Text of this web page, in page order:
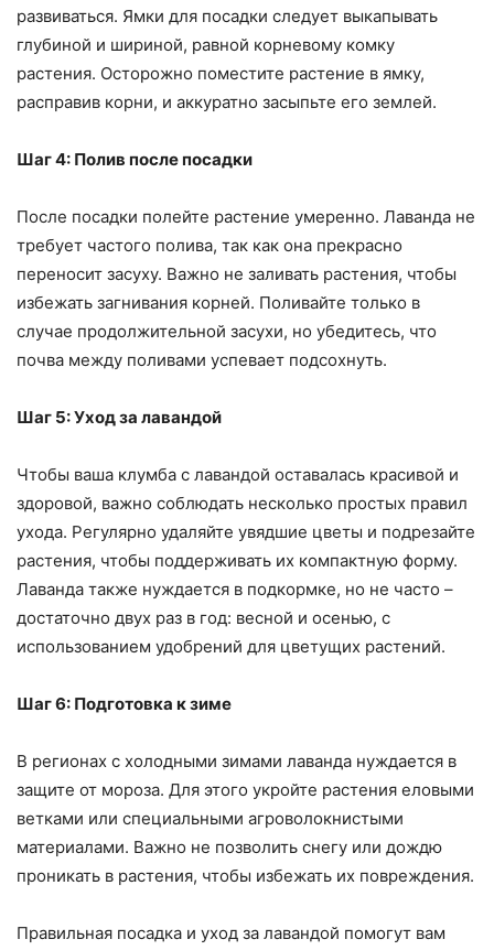
развиваться. Ямки для посадки следует выкапывать
глубиной и шириной, равной корневому комку
растения. Осторожно поместите растение в ямку,
расправив корни, и аккуратно засыпьте его землей.
Шаг 4: Полив после посадки
После посадки полейте растение умеренно. Лаванда не
требует частого полива, так как она прекрасно
переносит засуху. Важно не заливать растения, чтобы
избежать загнивания корней. Поливайте только в
случае продолжительной засухи, но убедитесь, что
почва между поливами успевает подсохнуть.
Шаг 5: Уход за лавандой
Чтобы ваша клумба с лавандой оставалась красивой и
здоровой, важно соблюдать несколько простых правил
ухода. Регулярно удаляйте увядшие цветы и подрезайте
растения, чтобы поддерживать их компактную форму.
Лаванда также нуждается в подкормке, но не часто –
достаточно двух раз в год: весной и осенью, с
использованием удобрений для цветущих растений.
Шаг 6: Подготовка к зиме
В регионах с холодными зимами лаванда нуждается в
защите от мороза. Для этого укройте растения еловыми
ветками или специальными агроволокнистыми
материалами. Важно не позволить снегу или дождю
проникать в растения, чтобы избежать их повреждения.
Правильная посадка и уход за лавандой помогут вам